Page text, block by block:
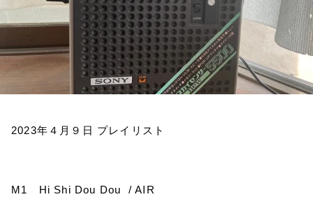
2023年４月９日 プレイリスト
M1 Hi Shi Dou Dou / AIR